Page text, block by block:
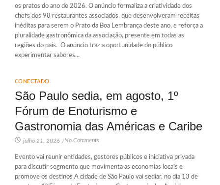
os pratos do ano de 2026. O anúncio formaliza a criatividade dos
chefs dos 98 restaurantes associados, que desenvolveram receitas
inéditas para serem o Prato da Boa Lembrança deste ano, e reforça a
pluralidade gastronômica da associação, presente em todas as
regiões do país. O anúncio traz a oportunidade do público
experimentar sabores...
CONECTADO
São Paulo sedia, em agosto, 1º
Fórum de Enoturismo e
Gastronomia das Américas e Caribe
julho 21, 2026 /No Comments
Evento vai reunir entidades, gestores públicos e iniciativa privada
para discutir segmento que movimenta as economias locais e
promove os destinos A cidade de São Paulo vai sediar, no dia 13 de